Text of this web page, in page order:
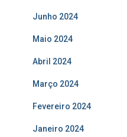
Junho 2024
Maio 2024
Abril 2024
Março 2024
Fevereiro 2024
Janeiro 2024